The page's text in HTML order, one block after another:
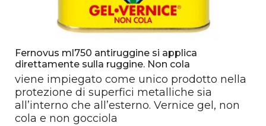
Fernovus ml750 antiruggine si applica
direttamente sulla ruggine. Non cola
viene impiegato come unico prodotto nella
protezione di superfici metalliche sia
all’interno che all’esterno. Vernice gel, non
cola e non gocciola